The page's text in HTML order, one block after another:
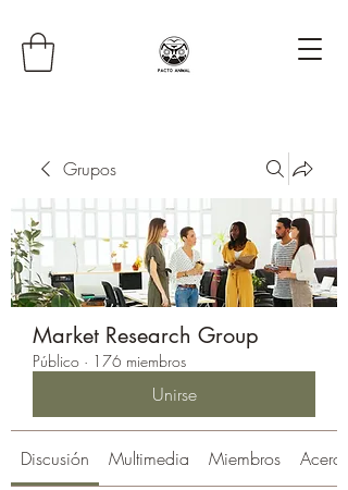
Grupos
Market Research Group
Público · 176 miembros
Unirse
Discusión Multimedia Miembros Acerca